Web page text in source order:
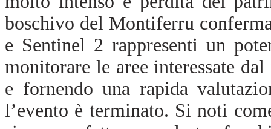
boschivo del Montiferru
e Sentinel 2 rappresenti un
monitorare le aree interessate
e fornendo una rapida
l’evento è terminato. Si noti